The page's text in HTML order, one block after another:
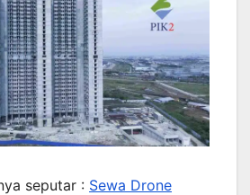
seputar : Sewa Drone